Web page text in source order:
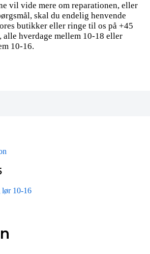
vil vide mere om reparationen, eller
skal du endelig henvende
butikker eller ringe til os på +45
alle hverdage mellem 10-18 eller
10-16.
lør 10-16